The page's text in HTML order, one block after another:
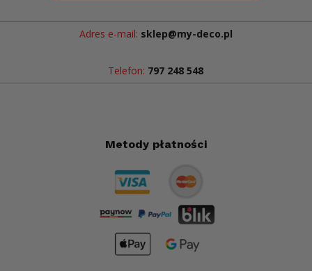
Adres e-mail: sklep@my-deco.pl
Telefon: 797 248 548
Metody płatności